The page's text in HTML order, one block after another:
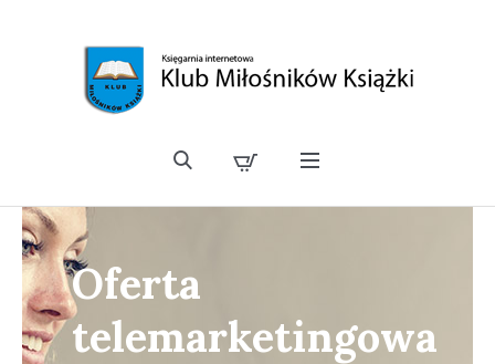
Oferta
telemarketingowa